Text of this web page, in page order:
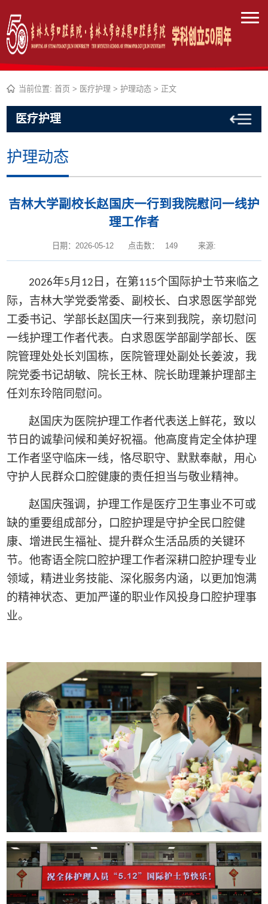
当前位置:首页 > 医疗护理 >护理动态 > 正文
医疗护理
护理动态
吉林大学副校长赵国庆一行到我院慰问一线护
理工作者
日期：2026-05-12 点击数： 149 来源:
2026年5月 12 日，在第115个国际护士节来临之
际，吉林大学党委常委、副校长、白求恩医学部党
工委书记、学部长赵国庆一行来到我院，亲切慰问
一线护理工作者代表。白求恩医学部副学部长、医
院管理处处长刘国栋，医院管理处副处长姜波，我
院党委书记胡敏、院长王林、院长助理兼护理部主
任刘东玲陪同慰问。
赵国庆为医院护理工作者代表送上鲜花，致以
节日的诚挚问候和美好祝福。他高度肯定全体护理
工作者坚守临床一线，恪尽职守、默默奉献，用心
守护人民群众口腔健康的责任担当与敬业精神。
赵国庆强调，护理工作是医疗卫生事业不可或
缺的重要组成部分，口腔护理是守护全民口腔健
康、增进民生福祉、提升群众生活品质的关键环
节。他寄语全院口腔护理工作者深耕口腔护理专业
领域，精进业务技能、深化服务内涵，以更加饱满
的精神状态、更加严谨的职业作风投身口腔护理事
业。